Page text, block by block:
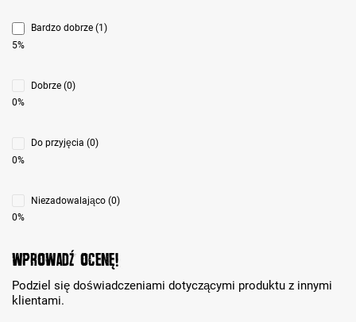
Bardzo dobrze (1)
5%
Dobrze (0)
0%
Do przyjęcia (0)
0%
Niezadowalająco (0)
0%
Wprowadź ocenę!
Podziel się doświadczeniami dotyczącymi produktu z innymi
klientami.